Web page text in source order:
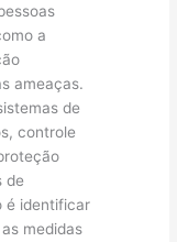
a
ameaças.
de
controle
de
é identificar
medidas